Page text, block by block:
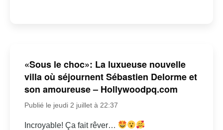
«Sous le choc»: La luxueuse nouvelle
villa où séjournent Sébastien Delorme et
son amoureuse – Hollywoodpq.com
Publié le jeudi 2 juillet à 22:37
Incroyable! Ça fait rêver…